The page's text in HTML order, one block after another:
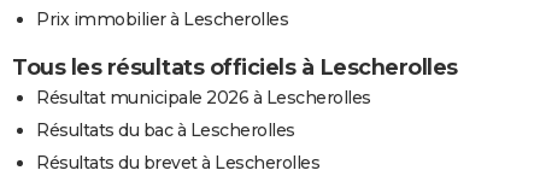
Prix immobilier à Lescherolles
Tous les résultats officiels à Lescherolles
Résultat municipale 2026 à Lescherolles
Résultats du bac à Lescherolles
Résultats du brevet à Lescherolles